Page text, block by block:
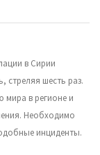
в Сирии
стреляя шесть раз.
мира в регионе и
Необходимо
инциденты.